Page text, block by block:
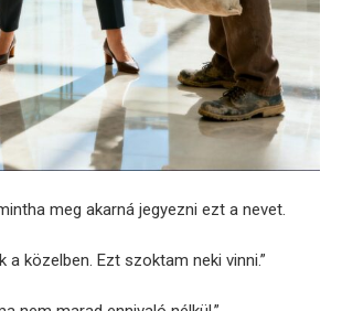
meg akarná jegyezni ezt a nevet.
a közelben. Ezt szoktam neki vinni.”